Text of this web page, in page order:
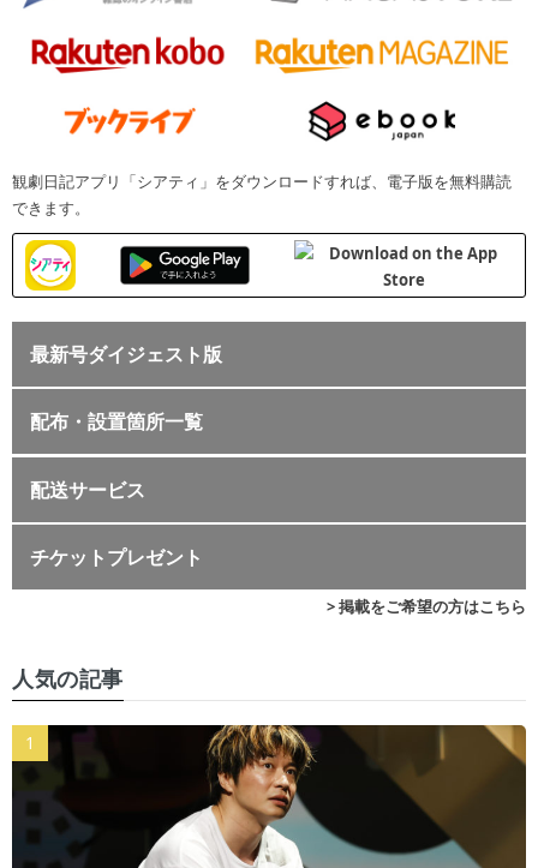
観劇日記アプリ「シアティ」をダウンロードすれば、電子版を無料購読
できます。
最新号ダイジェスト版
配布・設置箇所一覧
配送サービス
チケットプレゼント
> 掲載をご希望の方はこちら
人気の記事